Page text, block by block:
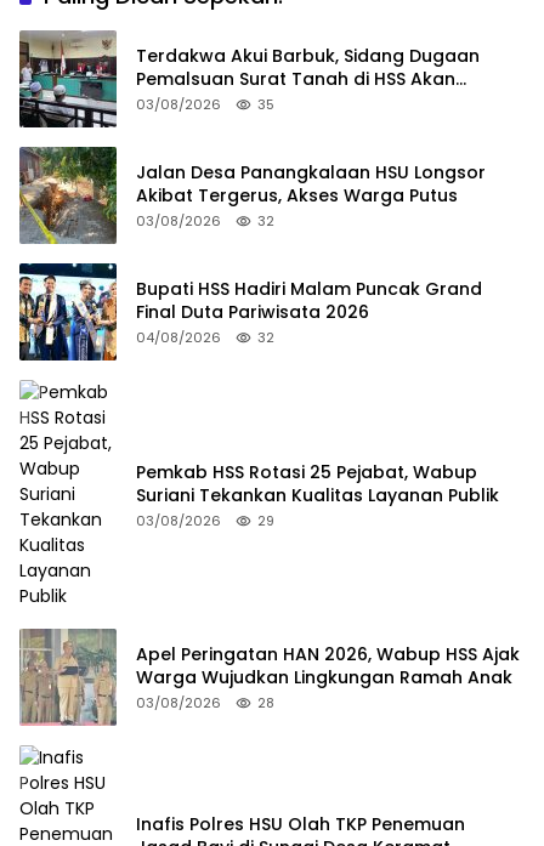
Terdakwa Akui Barbuk, Sidang Dugaan
Pemalsuan Surat Tanah di HSS Akan
Berlanjut Tuntutan JPU
03/08/2026 35
Jalan Desa Panangkalaan HSU Longsor
Akibat Tergerus, Akses Warga Putus
03/08/2026 32
Bupati HSS Hadiri Malam Puncak Grand
Final Duta Pariwisata 2026
04/08/2026 32
Pemkab HSS Rotasi 25 Pejabat, Wabup
Suriani Tekankan Kualitas Layanan Publik
03/08/2026 29
Apel Peringatan HAN 2026, Wabup HSS Ajak
Warga Wujudkan Lingkungan Ramah Anak
03/08/2026 28
Inafis Polres HSU Olah TKP Penemuan